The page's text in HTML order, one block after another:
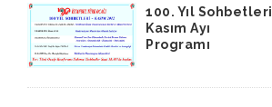
100. Yıl Sohbetleri
Kasım Ayı
Programı